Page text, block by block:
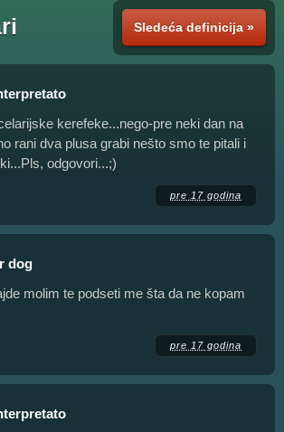
Sledeća definicija »
kerefeke...nego-pre neki dan na
rani dva plusa grabi nešto smo te pitali i
odgovori...;)
pre 17 godina
dog
molim te podseti me šta da ne kopam
pre 17 godina